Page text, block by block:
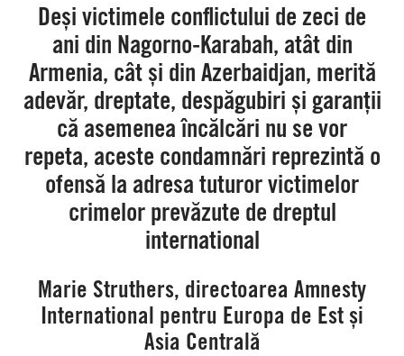
Deși victimele conflictului de zeci de
ani din Nagorno-Karabah, atât din
Armenia, cât și din Azerbaidjan, merită
adevăr, dreptate, despăgubiri și garanții
că asemenea încălcări nu se vor
repeta, aceste condamnări reprezintă o
ofensă la adresa tuturor victimelor
crimelor prevăzute de dreptul
international
Marie Struthers, directoarea Amnesty
International pentru Europa de Est și
Asia Centrală